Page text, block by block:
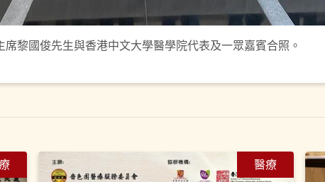
黎國俊先生與香港中文大學醫學院代表及一眾嘉賓合照。
醫療